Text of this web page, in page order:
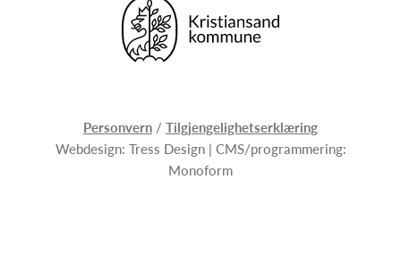
Personvern / Tilgjengelighetserklæring
Webdesign: Tress Design| CMS/programmering:
Monoform